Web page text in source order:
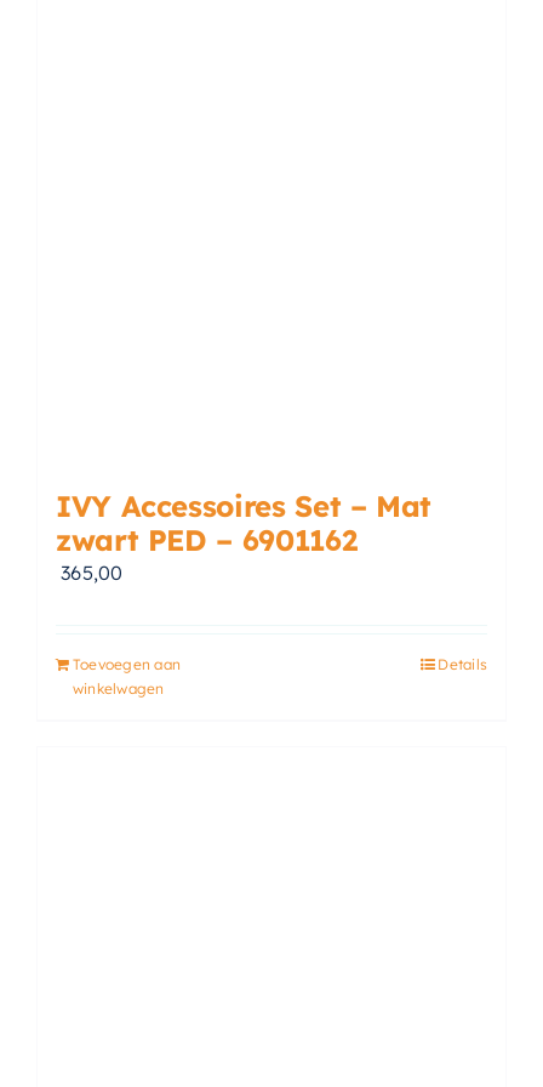
IVY Accessoires Set – Mat
zwart PED – 6901162
365,00
Toevoegen aan
winkelwagen
Details